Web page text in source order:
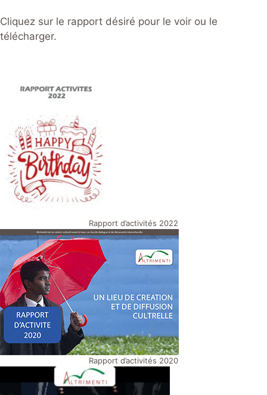
Cliquez sur le rapport désiré pour le voir ou le
télécharger.
Rapport d’activités 2022
Rapport d’activités 2020